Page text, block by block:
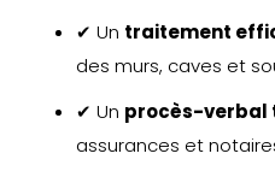
✔ Un traitement
des murs, caves et
✔ Un procès-verbal
assurances et